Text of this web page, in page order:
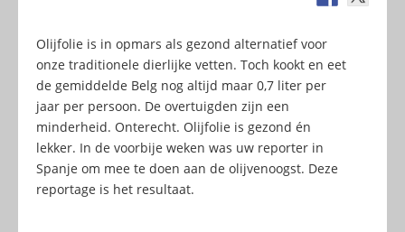
Olijfolie is in opmars als gezond alternatief voor
onze traditionele dierlijke vetten. Toch kookt en eet
de gemiddelde Belg nog altijd maar 0,7 liter per
jaar per persoon. De overtuigden zijn een
minderheid. Onterecht. Olijfolie is gezond én
lekker. In de voorbije weken was uw reporter in
Spanje om mee te doen aan de olijvenoogst. Deze
reportage is het resultaat.